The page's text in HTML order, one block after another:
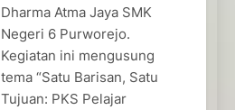
Dharma Atma Jaya SMK
Negeri 6 Purworejo.
Kegiatan ini mengusung
tema “Satu Barisan, Satu
Tujuan: PKS Pelajar